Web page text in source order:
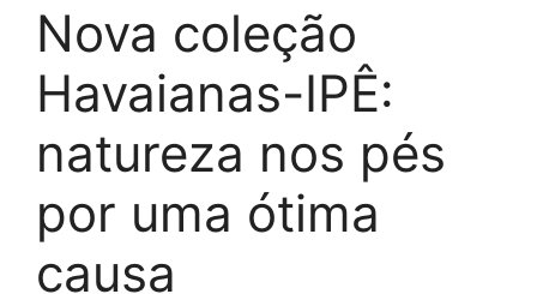
Nova coleção
Havaianas-IPÊ:
natureza nos pés
por uma ótima
causa